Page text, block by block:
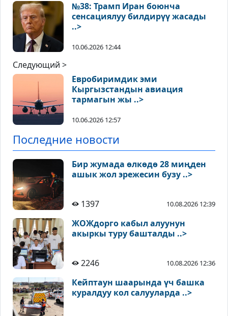
№38: Трамп Иран боюнча
сенсациялуу билдирүү жасады
..>
10.06.2026 12:44
Следующий >
Евробиримдик эми
Кыргызстандын авиация
тармагын жы ..>
10.06.2026 12:57
Последние новости
Бир жумада өлкөдө 28 миңден
ашык жол эрежесин бузу ..>
1397 10.08.2026 12:39
ЖОЖдорго кабыл алуунун
акыркы туру башталды ..>
2246 10.08.2026 12:36
Кейптаун шаарында үч башка
куралдуу кол салууларда ..>